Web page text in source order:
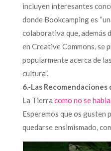
incluyen interesantes
donde Bookcamping es
colaborativa que, además
en Creative Commons, se
popularmente acerca de
cultura”.
6.-Las
La Tierra como no se
Esperemos que os gusten
quedarse ensimismado,